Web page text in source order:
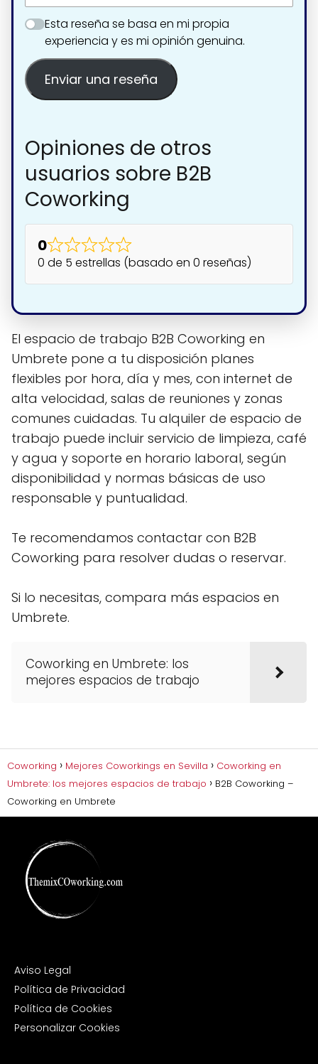
Esta reseña se basa en mi propia
experiencia y es mi opinión genuina.
Enviar una reseña
Opiniones de otros
usuarios sobre B2B
Coworking
0
0 de 5 estrellas (basado en 0 reseñas)
El espacio de trabajo B2B Coworking en
Umbrete pone a tu disposición planes
flexibles por hora, día y mes, con internet de
alta velocidad, salas de reuniones y zonas
comunes cuidadas. Tu alquiler de espacio de
trabajo puede incluir servicio de limpieza, café
y agua y soporte en horario laboral, según
disponibilidad y normas básicas de uso
responsable y puntualidad.
Te recomendamos contactar con B2B
Coworking para resolver dudas o reservar.
Si lo necesitas, compara más espacios en
Umbrete.
Coworking en Umbrete: los
mejores espacios de trabajo
Coworking Mejores Coworkings en Sevilla
Coworking en
Umbrete: los mejores espacios de trabajo
B2B Coworking –
Coworking en Umbrete
Aviso Legal
Política de Privacidad
Política de Cookies
Personalizar Cookies